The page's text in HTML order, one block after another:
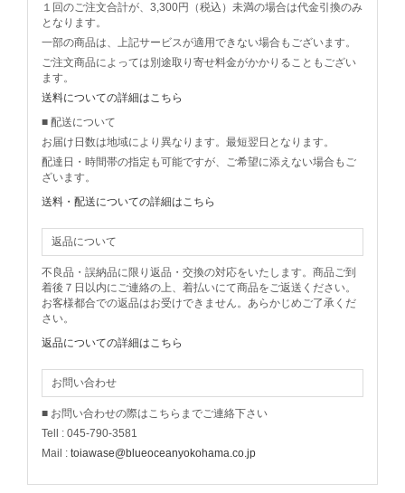
１回のご注文合計が、3,300円（税込）未満の場合は代金引換のみ
となります。
一部の商品は、上記サービスが適用できない場合もございます。
ご注文商品によっては別途取り寄せ料金がかかりることもござい
ます。
送料についての詳細はこちら
■ 配送について
お届け日数は地域により異なります。最短翌日となります。
配達日・時間帯の指定も可能ですが、ご希望に添えない場合もご
ざいます。
送料・配送についての詳細はこちら
返品について
不良品・誤納品に限り返品・交換の対応をいたします。商品ご到
着後７日以内にご連絡の上、着払いにて商品をご返送ください。
お客様都合での返品はお受けできません。あらかじめご了承くだ
さい。
返品についての詳細はこちら
お問い合わせ
■ お問い合わせの際はこちらまでご連絡下さい
Tell : 045-790-3581
Mail : toiawase@blueoceanyokohama.co.jp